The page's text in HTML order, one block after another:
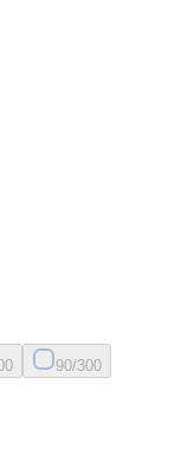
0 90/300